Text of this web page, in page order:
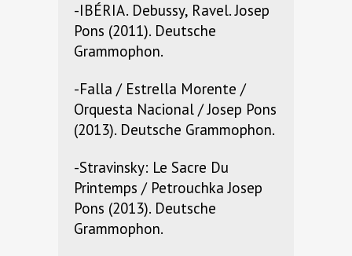
-IBÉRIA. Debussy, Ravel. Josep
Pons (2011). Deutsche
Grammophon.
-Falla / Estrella Morente /
Orquesta Nacional / Josep Pons
(2013). Deutsche Grammophon.
-Stravinsky: Le Sacre Du
Printemps / Petrouchka Josep
Pons (2013). Deutsche
Grammophon.